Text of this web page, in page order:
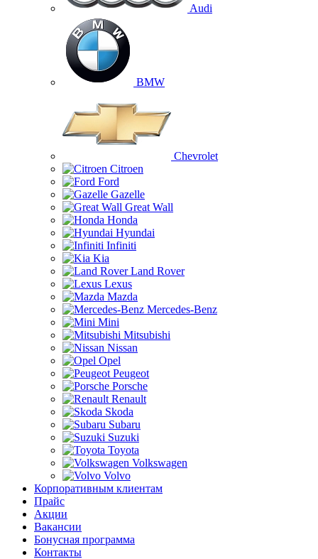
Audi
BMW
Chevrolet
Citroen
Ford
Gazelle
Great Wall
Honda
Hyundai
Infiniti
Kia
Land Rover
Lexus
Mazda
Mercedes-Benz
Mini
Mitsubishi
Nissan
Opel
Peugeot
Porsche
Renault
Skoda
Subaru
Suzuki
Toyota
Volkswagen
Volvo
Корпоративным клиентам
Прайс
Акции
Вакансии
Бонусная программа
Контакты